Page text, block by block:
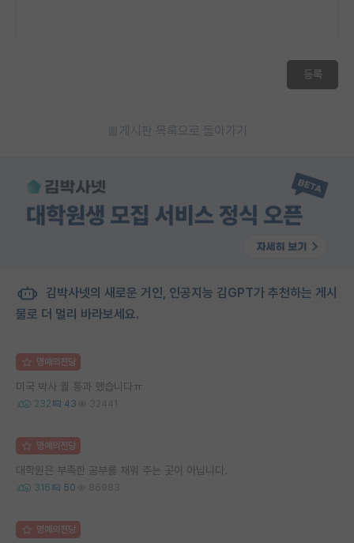
등록
게시판 목록으로 돌아가기
김박사넷의 새로운 거인, 인공지능 김GPT가 추천하는 게시
물로 더 멀리 바라보세요.
명예의전당
미국 박사 퀄 통과 했습니다ㅠ
232 43 32441
명예의전당
대학원은 부족한 공부를 채워 주는 곳이 아닙니다.
316 50 86983
명예의전당